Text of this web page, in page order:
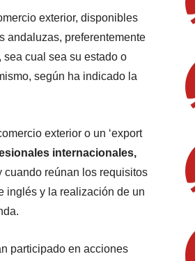
exterior, disponibles
andaluzas, preferentemente
cual sea su estado o
según ha indicado la
exterior o un ‘export
internacionales,
cuando reúnan los requisitos
inglés y la realización de un
participado en acciones